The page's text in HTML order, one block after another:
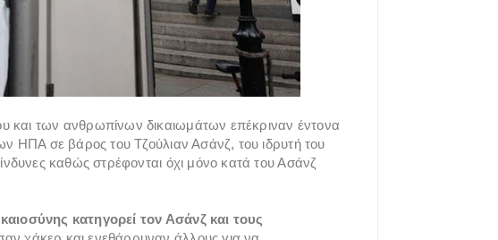
και των ανθρωπίνων δικαιωμάτων επέκριναν έντονα
ΗΠΑ σε βάρος του Τζούλιαν Ασάνζ, του ιδρυτή του
καθώς στρέφονται όχι μόνο κατά του Ασάνζ
κατηγορεί τον Ασάνζ και τους